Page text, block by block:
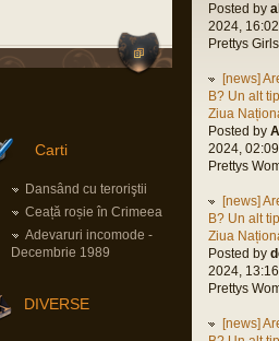
Carti
Dansând cu teroriştii
Ceață roșie în Crimeea
Adevaruri incomode -
Decembrie 1989
DIVERSE
Posted by
2024, 16:02
Prettys
[news]
B? Un alt
Ziua
Posted by
2024, 02:09
Prettys
[news]
B? Un alt
Ziua
Posted by
2024, 13:16
Prettys
[news]